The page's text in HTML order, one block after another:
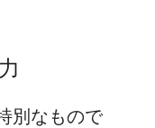
別なもので